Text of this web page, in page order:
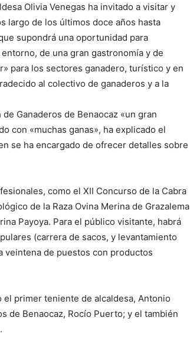
Olivia Venegas ha invitado a visitar y
largo de los últimos doce años hasta
supondrá una oportunidad para
de una gran gastronomía y de
para los sectores ganadero, turístico y en
al colectivo de ganaderos y a la
Ganaderos de Benaocaz «un gran
con «muchas ganas», ha explicado el
se ha encargado de ofrecer detalles sobre
como el XII Concurso de la Cabra
de la Raza Ovina Merina de Grazalema
Payoya. Para el público visitante, habrá
(carrera de sacos, y levantamiento
veintena de puestos con productos
primer teniente de alcaldesa, Antonio
de Benaocaz, Rocío Puerto; y el también